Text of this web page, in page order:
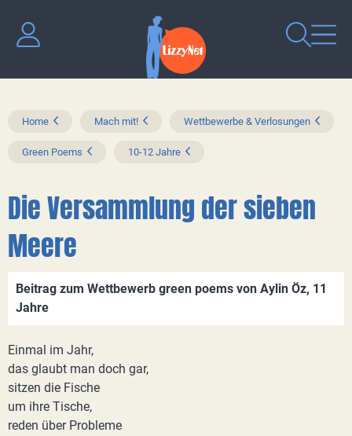
Home Mach mit! Wettbewerbe & Verlosungen
Green Poems 10-12 Jahre
Die Versammlung der sieben
Meere
Beitrag zum Wettbewerb green poems von Aylin Öz, 11
Jahre
Einmal im Jahr,
das glaubt man doch gar,
sitzen die Fische
um ihre Tische,
reden über Probleme